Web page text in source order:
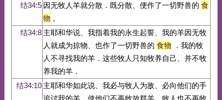
结34:5 因无牧人羊就分散．既分散、便作了一切野兽的 食
物 。
结34:8 主耶和华说、我指着我的永生起誓、我的羊因无牧
人就成为掠物、也作了一切野兽的 食物 ．我的牧
人不寻找我的羊．这些牧人只知牧养自己、并不牧
养我的羊．
结34:10 主耶和华如此说、我必与牧人为敌、必向他们的手
追讨我的羊、使他们不再牧放群羊．牧人也不再牧